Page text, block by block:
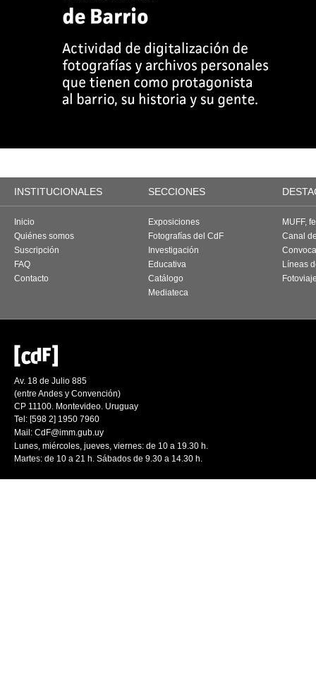
INSTITUCIONALES SECCIONES
Inicio
Quiénes somos
Suscripción
FAQ
Contacto
Exposiciones
Fotografías del CdF
Investigación
Educativa
Catálogo
Mediateca
MUFF,
Canal
Líneas
Av. 18 de Julio 885
(entre Andes y Convención)
CP 11100. Montevideo. Uruguay
Tel: [598 2] 1950 7960
Mail: CdF@imm.gub.uy
Lunes, miércoles, jueves, viernes: de 10 a 19.30 h.
Martes: de 10 a 21 h. Sábados de 9.30 a 14.30 h.